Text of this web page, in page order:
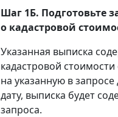
Шаг 1Б. Подготовьте
о кадастровой
Указанная выписка
кадастровой
на указанную в
дату, выписка будет
запроса.